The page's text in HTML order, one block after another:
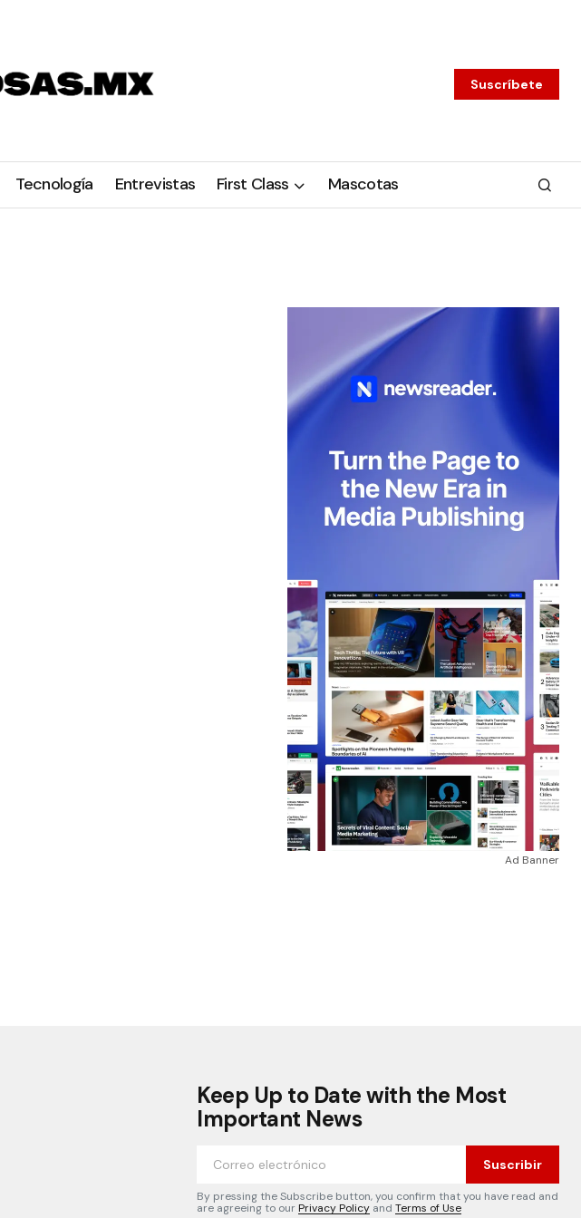
Suscríbete
Tecnología Entrevistas First Class Mascotas
Ad Banner
Keep Up to Date with the Most
Important News
Suscribir
By pressing the Subscribe button, you confirm that you have read and
are agreeing to ourPrivacy Policy and Terms of Use